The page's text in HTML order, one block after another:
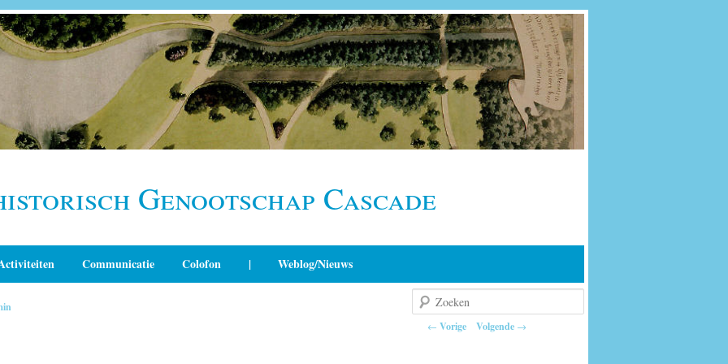
Genootschap Cascade
Communicatie Colofon | Weblog/Nieuws
Berichtnavigatie
← Vorige Volgende →